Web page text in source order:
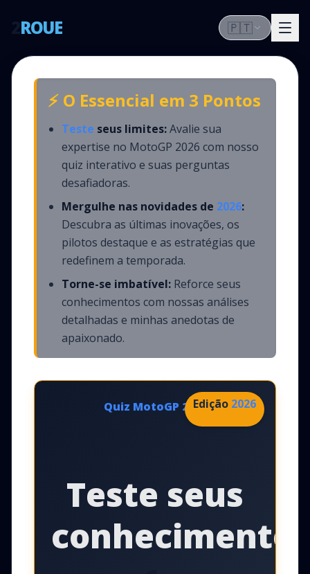
ROUE 🇵🇹
⚡ O Essencial em 3 Pontos
Teste seus limites:Avalie sua
expertise no MotoGP 2026 com nosso
quiz interativo e suas perguntas
desafiadoras.
Mergulhe nas novidades de 2026:
Descubra as últimas inovações, os
pilotos destaque e as estratégias que
redefinem a temporada.
Torne-se imbatível: Reforce seus
conhecimentos com nossas análises
detalhadas e minhas anedotas de
apaixonado.
Quiz MotoGP 2026
Teste seus
Edição 2026